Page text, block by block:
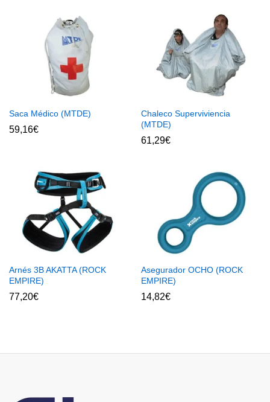
Saca Médico (MTDE)
59,16€
Chaleco Superviviencia
(MTDE)
61,29€
Arnés 3B AKATTA (ROCK
EMPIRE)
77,20€
Asegurador OCHO (ROCK
EMPIRE)
14,82€